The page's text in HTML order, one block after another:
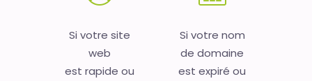
Si votre site
web
est rapide ou
Si votre nom
de domaine
est expiré ou